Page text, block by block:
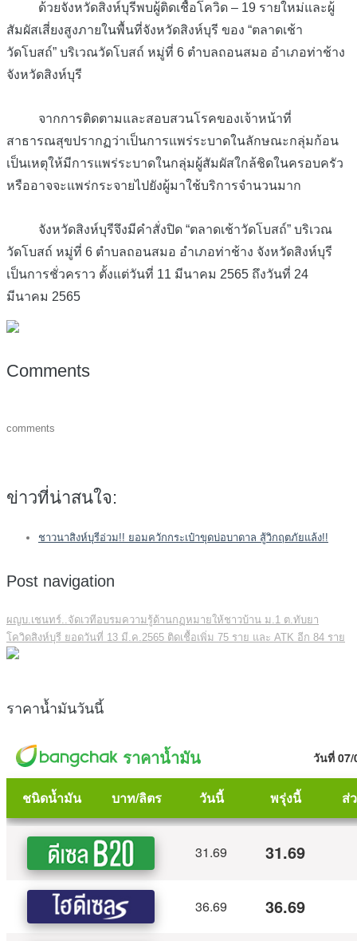
ด้วยจังหวัดสิงห์บุรีพบผู้ติดเชื้อโควิด – 19 รายใหม่และผู้
สัมผัสเสี่ยงสูงภายในพื้นที่จังหวัดสิงห์บุรี ของ “ตลาดเช้า
วัดโบสถ์” บริเวณวัดโบสถ์ หมู่ที่ 6 ตำบลถอนสมอ อำเภอท่าช้าง
จังหวัดสิงห์บุรี
จากการติดตามและสอบสวนโรคของเจ้าหน้าที่
สาธารณสุขปรากฏว่าเป็นการแพร่ระบาดในลักษณะกลุ่มก้อน
เป็นเหตุให้มีการแพร่ระบาดในกลุ่มผู้สัมผัสใกล้ชิดในครอบครัว
หรืออาจจะแพร่กระจายไปยังผู้มาใช้บริการจำนวนมาก
จังหวัดสิงห์บุรีจึงมีคำสั่งปิด “ตลาดเช้าวัดโบสถ์” บริเวณ
วัดโบสถ์ หมู่ที่ 6 ตำบลถอนสมอ อำเภอท่าช้าง จังหวัดสิงห์บุรี
เป็นการชั่วคราว ตั้งแต่วันที่ 11 มีนาคม 2565 ถึงวันที่ 24
มีนาคม 2565
Comments
comments
ข่าวที่น่าสนใจ:
ชาวนาสิงห์บุรีอ่วม!! ยอมควักกระเป๋าขุดบ่อบาดาล สู้วิกฤตภัยแล้ง!!
Post navigation
ผญบ.เชนทร์..จัดเวทีอบรมความรู้ด้านกฏหมายให้ชาวบ้าน ม.1 ต.ทับยา
โควิดสิงห์บุรี ยอดวันที่ 13 มี.ค.2565 ติดเชื้อเพิ่ม 75 ราย และ ATK อีก 84 ราย
ราคาน้ำมันวันนี้